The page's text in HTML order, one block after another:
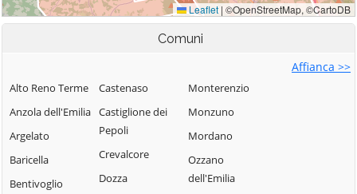
Comuni
Affianca >>
Alto Reno Terme
Anzola dell'Emilia
Argelato
Baricella
Bentivoglio
Castenaso
Castiglione dei
Pepoli
Crevalcore
Dozza
Monterenzio
Monzuno
Mordano
Ozzano
dell'Emilia